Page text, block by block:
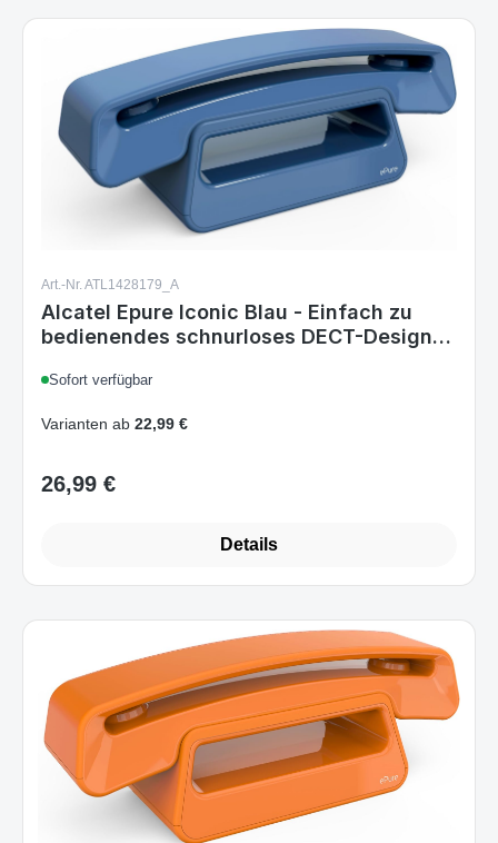
Art.-Nr. ATL1428179_A
Alcatel Epure Iconic Blau - Einfach zu
bedienendes schnurloses DECT-Design-
Schutz vor unerwünschten Anrufen Ohne
Sofort verfügbar
Varianten ab 22,99 €
Regulärer Preis:
26,99 €
Details